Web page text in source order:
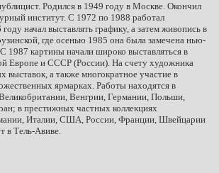
Родился в 1949 году в Москве. Окончил
институт. С 1972 по 1988 работал
начал выставлять графику, а затем живопись в
где осенью 1985 она была замечена нью-
1987 картины начали широко выставляться в
Европе и СССР (России). На счету художника
выставок, а также многократное участие в
ярмарках. Работы находятся в
Венгрии, Германии, Польши,
в престижных частных коллекциях
Италии, США, России, Франции, Швейцарии
в Тель-Авиве.